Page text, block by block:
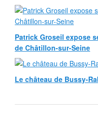
Patrick Groseil expose
de Châtillon-sur-Seine
Le château de Bussy-